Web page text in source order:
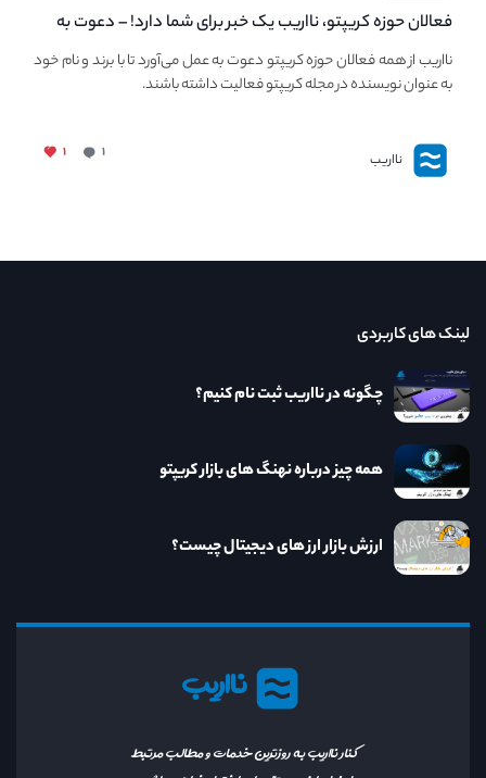
فعالان حوزه کریپتو، نااریب یک خبر برای شما دارد! – دعوت به
فعالیت در مجله کریپتو
نااریب از همه فعالان حوزه کریپتو دعوت به عمل می‌آورد تا با برند و نام خود
به عنوان نویسنده در مجله کریپتو فعالیت داشته باشند.
نااریب ۱ ۱
نااریب
کنار نااریب به روزترین خدمات و مطالب مرتبط
لینک های کاربردی
چگونه در نااریب ثبت نام کنیم؟
همه چیز درباره نهنگ های بازار کریپتو
ارزش بازار ارز های دیجیتال چیست؟